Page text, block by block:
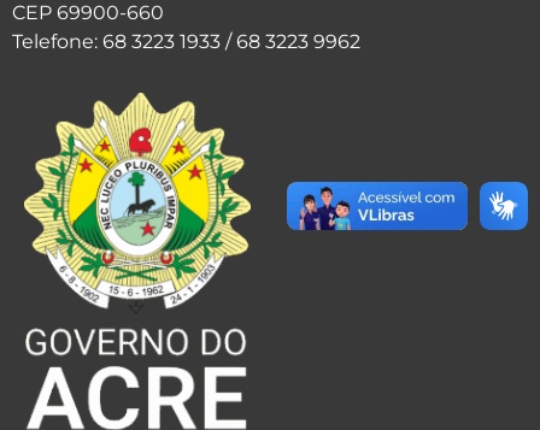
CEP 69900-660
Telefone: 68 3223 1933 / 68 3223 9962